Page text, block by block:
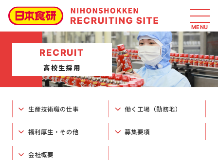
RECRUIT
高校生採用
生産技術職の仕事 働く工場（勤務地）
福利厚生・その他 募集要項
会社概要